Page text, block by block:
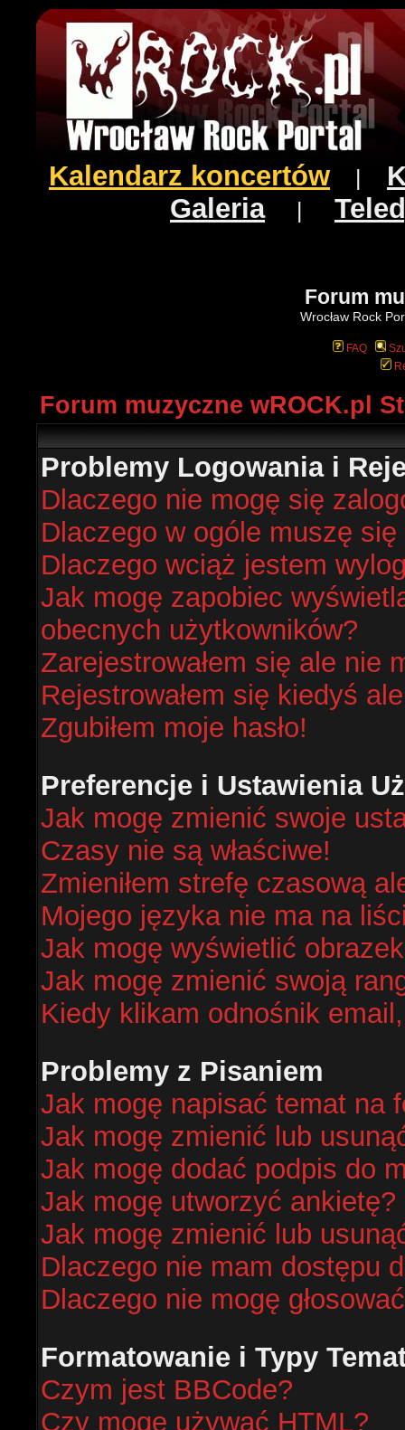
Kalendarz koncertów
Galeria|
Forum
Wrocław Rock
FAQ
Forum muzyczne wROCK.pl
Problemy Logowania i
Dlaczego nie mogę się
Dlaczego w ogóle muszę
Dlaczego wciąż jestem
Jak mogę zapobiec
obecnych użytkowników?
Zarejestrowałem się ale nie
Rejestrowałem się kiedyś
Zgubiłem moje hasło!
Preferencje i Ustawienia
Jak mogę zmienić swoje
Czasy nie są właściwe!
Zmieniłem strefę czasową
Mojego języka nie ma na
Jak mogę wyświetlić
Jak mogę zmienić swoją
Kiedy klikam odnośnik
Problemy z Pisaniem
Jak mogę napisać temat na
Jak mogę zmienić lub
Jak mogę dodać podpis do
Jak mogę utworzyć ankietę?
Jak mogę zmienić lub
Dlaczego nie mam dostępu
Dlaczego nie mogę
Formatowanie i Typy
Czym jest BBCode?
Czy mogę używać HTML?